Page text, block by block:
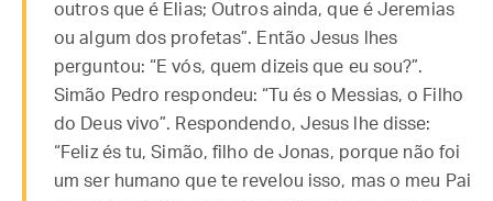
outros que é Elias; Outros ainda, que é Jeremias
ou algum dos profetas”. Então Jesus lhes
perguntou: “E vós, quem dizeis que eu sou?”.
Simão Pedro respondeu: “Tu és o Messias, o Filho
do Deus vivo”. Respondendo, Jesus lhe disse:
“Feliz és tu, Simão, filho de Jonas, porque não foi
um ser humano que te revelou isso, mas o meu Pai